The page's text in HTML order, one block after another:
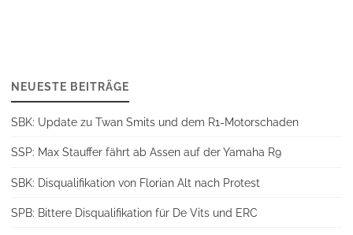
NEUESTE BEITRÄGE
SBK: Update zu Twan Smits und dem R1-Motorschaden
SSP: Max Stauffer fährt ab Assen auf der Yamaha R9
SBK: Disqualifikation von Florian Alt nach Protest
SPB: Bittere Disqualifikation für De Vits und ERC